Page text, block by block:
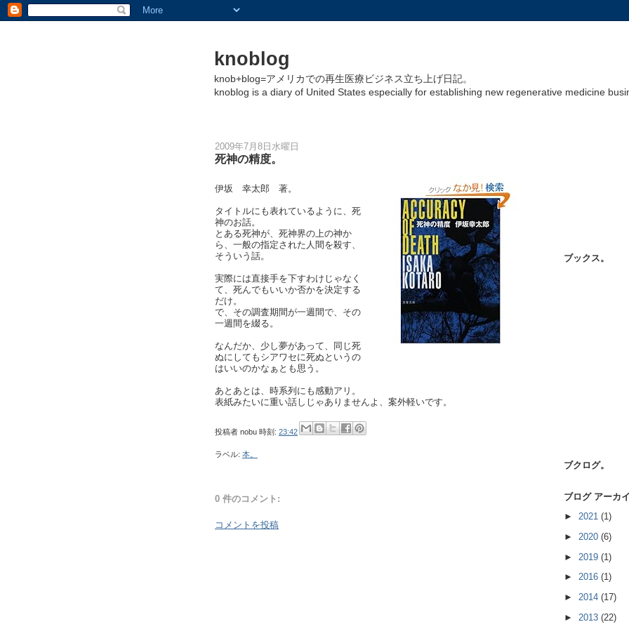
knoblog
knob+blog=アメリカでの再生医療ビジネス立ち上げ日記。
knoblog is a diary of United States especially for establishing new regenerative medicine
2009年7月8日水曜日
死神の精度。
伊坂 幸太郎 著。
タイトルにも表れているように、死
神のお話。
とある死神が、死神界の上の神か
ら、一般の指定された人間を殺す、
そういう話。
実際には直接手を下すわけじゃなく
て、死んでもいいか否かを決定する
だけ。
で、その調査期間が一週間で、その
一週間を綴る。
なんだか、少し夢があって、同じ死
ぬにしてもシアワセに死ぬというの
はいいのかなぁとも思う。
あとあとは、時系列にも感動アリ。
表紙みたいに重い話しじゃありませんよ、案外軽いです。
投稿者 nobu 時刻: 23:42
ラベル: 本。
0 件のコメント:
コメントを投稿
ブックス。
ブクログ。
ブログ アーカ
► 2021 (1)
► 2020 (6)
► 2019 (1)
► 2016 (1)
► 2014 (17)
► 2013 (22)